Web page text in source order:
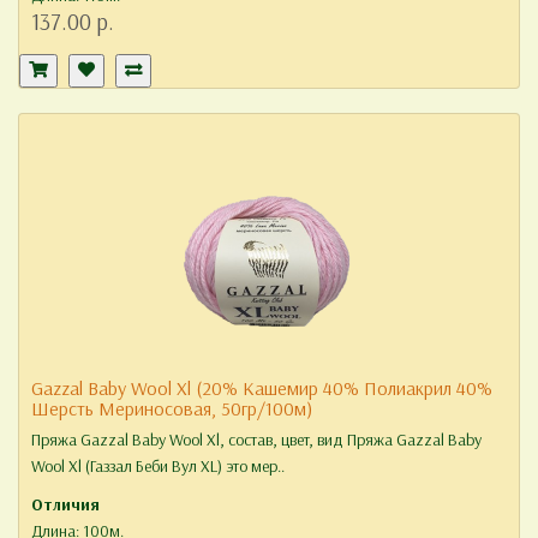
137.00 р.
Gazzal Baby Wool Xl (20% Кашемир 40% Полиакрил 40%
Шерсть Мериносовая, 50гр/100м)
Пряжа Gazzal Baby Wool Xl, состав, цвет, вид Пряжа Gazzal Baby
Wool Xl (Газзал Беби Вул XL) это мер..
Отличия
Длина: 100м.